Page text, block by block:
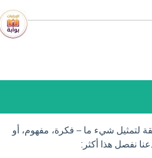
لتمثيل شيء ما – فكرة، مفهوم، أو
نفصل هذا أكثر: